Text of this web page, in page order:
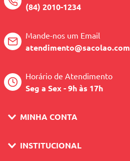
(84) 2010-1234
Mande-nos um Email
atendimento@sacolao.com
Horário de Atendimento
Seg a Sex - 9h às 17h
MINHA CONTA
INSTITUCIONAL